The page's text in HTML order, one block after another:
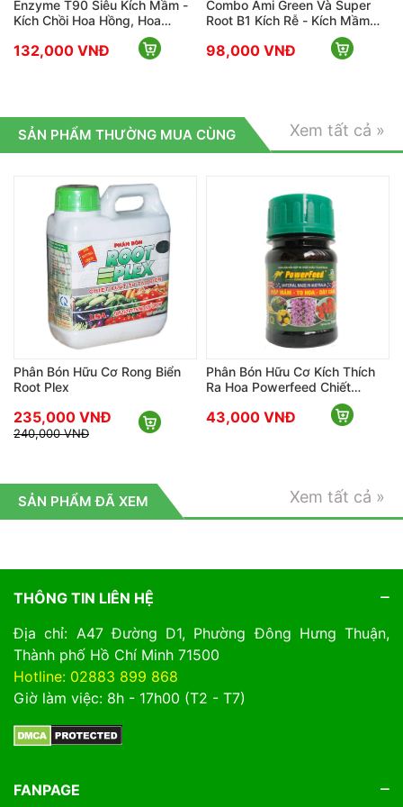
Được Dùng Để Bón Cho Phong Lan, Hoa Hồng Và
Cây Kiểng
Sản phẩm phân dễ được xử lý sẽ sạch mầm bệnh, giàu
dinh dưỡng, khoáng chất và nhiều vi sinh vật có lợi sẽ
biệt là Hoa Lan và Hoa Hồng.
T90 Siêu Kích Mầm -
Hoa Hồng, Hoa
VNĐ
Combo Ami Green Và Super
Root B1 Kích Rễ - Kích Mầm -
Giải Độc Cây - Dưỡng Hoa
Lâu Tàn
98,000 VNĐ
Combo
Chồi -
Hum -
SẢN PHẨM THƯỜNG MUA CÙNG Xem tất cả »
Hữu Cơ Rong Biển
VNĐ
VNĐ
Phân Bón Hữu Cơ Kích Thích
Ra Hoa Powerfeed Chiết
43,000 VNĐ
Phân
Chồi
Tảo Bẹ
43,000
SẢN PHẨM ĐÃ XEM Xem tất cả »
THÔNG TIN LIÊN HỆ
Địa chỉ: A47 Đường D1, Phường Đông Hưng Thuận,
Thành phố Hồ Chí Minh 71500
Hotline: 02883 899 868
Giờ làm việc: 8h - 17h00 (T2 - T7)
FANPAGE